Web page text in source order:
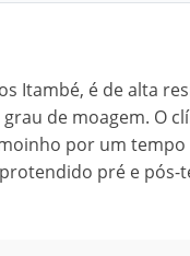
Itambé, é de alta
de moagem. O
por um
pré e pós-